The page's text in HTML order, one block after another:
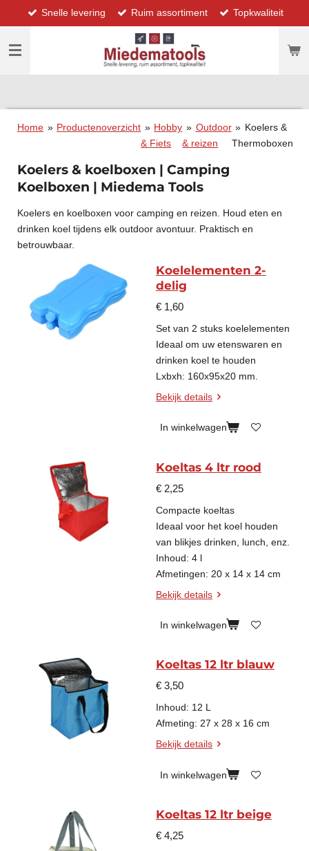
direct
naar
hoofdinhoud
Snelle levering Ruim assortiment Topkwaliteit
Home » Productenoverzicht » Hobby
& Fiets
» Outdoor
& reizen
» Koelers &
Thermoboxen
Koelers & koelboxen | Camping
Koelboxen | Miedema Tools
Koelers en koelboxen voor camping en reizen. Houd eten en
drinken koel tijdens elk outdoor avontuur. Praktisch en
betrouwbaar.
Koelelementen 2-
delig
€ 1,60
Set van 2 stuks koelelementen
Ideaal om uw etenswaren en
drinken koel te houden
Lxbxh: 160x95x20 mm.
Bekijk details
In winkelwagen
Koeltas 4 ltr rood
€ 2,25
Compacte koeltas
Ideaal voor het koel houden
van blikjes drinken, lunch, enz.
Inhoud: 4 l
Afmetingen: 20 x 14 x 14 cm
Bekijk details
In winkelwagen
Koeltas 12 ltr blauw
€ 3,50
Inhoud: 12 L
Afmeting: 27 x 28 x 16 cm
Bekijk details
In winkelwagen
Koeltas 12 ltr beige
€ 4,25